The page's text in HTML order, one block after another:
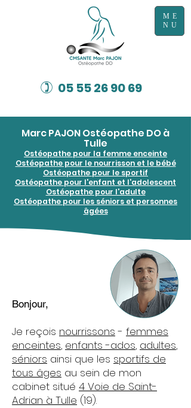
ME
NU
) 05 55 26 90 69
Marc PAJON Ostéopathe DO à
Tulle
Ostéopathe pour la femme enceinte
Ostéopathe pour le nourrisson et le bébé
Ostéopathe pour le sportif
Ostéopathe pour l'enfant et l'adolescent
Ostéopathe pour l'adulte
Ostéopathe pour les séniors et personnes
âgées
Bonjour,
Je reçois nourrissons - femmes
enceintes, enfants -ados, adultes,
séniors ainsi que les sportifs de
tous âges au sein de mon
cabinet situé 4 Voie de Saint-
Adrian à Tulle (19).